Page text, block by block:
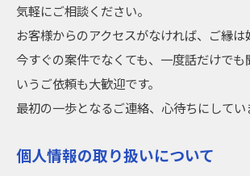
気軽にご相談ください。
お客様からのアクセスがなければ、ご縁は
今すぐの案件でなくても、一度話だけでも
いうご依頼も大歓迎です。
最初の一歩となるご連絡、心待ちにしてい
個人情報の取り扱いについて